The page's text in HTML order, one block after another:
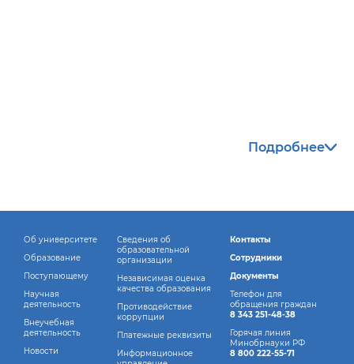
Подробнее
Об университете
Образование
Поступающему
Научная
деятельность
Внеучебная
деятельность
Новости
Сведения об
образовательной
организации
Независимая оценка
качества образования
Противодействие
коррупции
Платежные реквизиты
Информационное
Контакты
Сотрудники
Документы
Телефон для
обращения граждан
8 343 251-48-38
Горячая линия
Минобрнауки РФ
8 800 222-55-71